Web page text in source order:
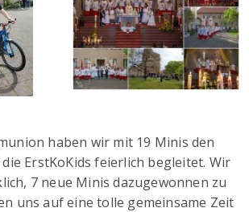
haben wir mit 19 Minis den
ErstKoKids feierlich begleitet. Wir
7 neue Minis dazugewonnen zu
uns auf eine tolle gemeinsame Zeit